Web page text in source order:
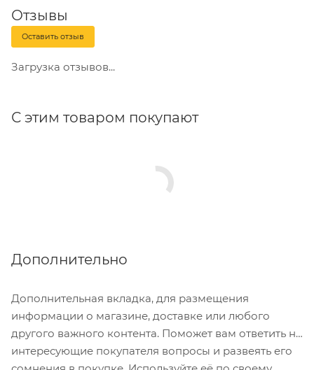
Отзывы
Оставить отзыв
Загрузка отзывов...
С этим товаром покупают
Дополнительно
Дополнительная вкладка, для размещения
информации о магазине, доставке или любого
другого важного контента. Поможет вам ответить на
интересующие покупателя вопросы и развеять его